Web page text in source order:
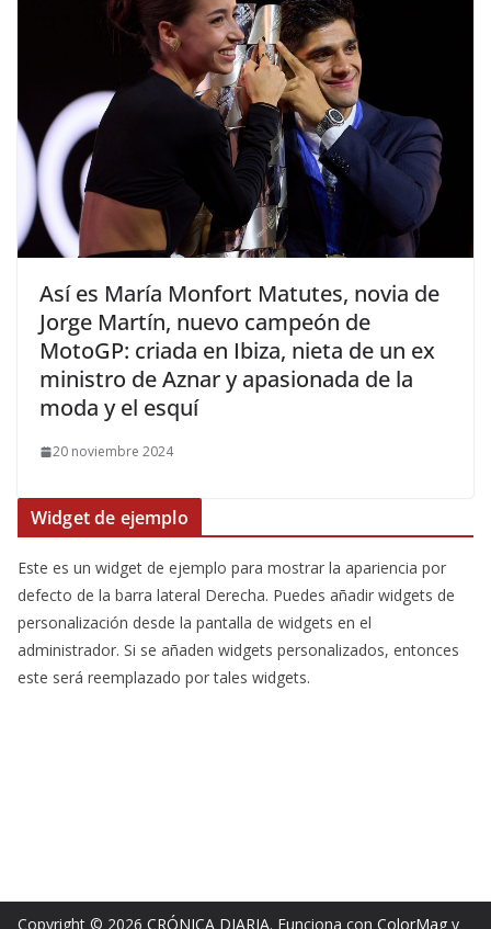
​Así es María Monfort Matutes, novia de
Jorge Martín, nuevo campeón de
MotoGP: criada en Ibiza, nieta de un ex
ministro de Aznar y apasionada de la
moda y el esquí
20 noviembre 2024
Widget de ejemplo
Este es un widget de ejemplo para mostrar la apariencia por
defecto de la barra lateral Derecha. Puedes añadir widgets de
personalización desde la pantalla de widgets en el
administrador. Si se añaden widgets personalizados, entonces
este será reemplazado por tales widgets.
Copyright © 2026 CRÓNICA DIARIA. Funciona con ColorMag y